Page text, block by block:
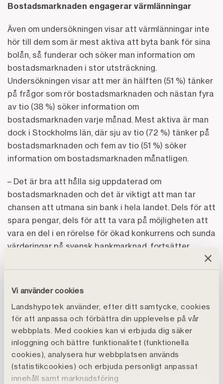
Vi använder cookies
Landshypotek använder, efter ditt samtycke, cookies
för att anpassa och förbättra din upplevelse på vår
webbplats. Med cookies kan vi erbjuda dig säker
inloggning och bättre funktionalitet (funktionella
cookies), analysera hur webbplatsen används
(statistikcookies) och erbjuda personligt anpassat
innehåll samt marknadsföring
Bostadsmarknaden engagerar värmlänningar
Även om undersökningen visar att värmlänningar inte
hör till dem som är mest aktiva att byta bank för sina
bolån, så funderar och söker man information om
bostadsmarknaden i stor utsträckning.
Undersökningen visar att mer än hälften (51 %) tänker
på frågor som rör bostadsmarknaden och nästan fyra
av tio (38 %) söker information om
bostadsmarknaden varje månad. Mest aktiva är man
dock i Stockholms län, där sju av tio (72 %) tänker på
bostadsmarknaden och fem av tio (51 %) söker
information om bostadsmarknaden månatligen.
– Det är bra att hålla sig uppdaterad om
bostadsmarknaden och det är viktigt att man tar
chansen att utmana sin bank i hela landet. Dels för att
spara pengar, dels för att ta vara på möjligheten att
vara en del i en rörelse för ökad konkurrens och sunda
värderingar på svensk bankmarknad, fortsätter
Landshypotek Bank.
Så här många har någon gång bytt bank för sina
bolån – län för län